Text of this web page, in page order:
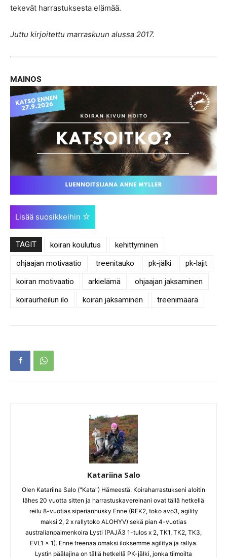
tekevät harrastuksesta elämää.
Juttu kirjoitettu marraskuun alussa 2017.
MAINOS
Lisää suosikkeihin
TAGIT koiran koulutus
kehittyminen
ohjaajan motivaatio
treenitauko pk-jälki
pk-lajit
koiran motivaatio
arkielämä
ohjaajan jaksaminen
koiraurheilun ilo
koiran jaksaminen treenimäärä
Katariina Salo
Olen Katariina Salo ("Kata") Hämeestä. Koiraharrastukseni aloitin
lähes 20 vuotta sitten ja harrastuskavereinani ovat tällä hetkellä
reilu 8-vuotias siperianhusky Enne (REK2, toko avo3, agility
maksi 2, 2 x rallytoko ALOHYV) sekä pian 4-vuotias
australianpaimenkoira Lysti (PAJÄ3 1-tulos x 2, TK1, TK2, TK3,
EVL1 x 1). Enne treenaa omaksi iloksemme agilityä ja rallya.
Lystin päälajina on tällä hetkellä PK-jälki, jonka tiimoilta